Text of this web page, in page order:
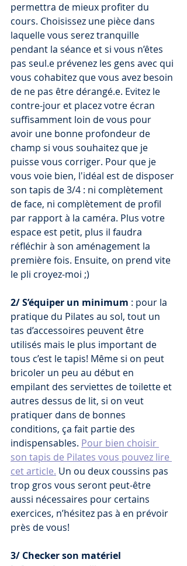
permettra de mieux profiter du
cours. Choisissez une pièce dans
laquelle vous serez tranquille
pendant la séance et si vous n’êtes
pas seul.e prévenez les gens avec qui
vous cohabitez que vous avez besoin
de ne pas être dérangé.e. Evitez le
contre-jour et placez votre écran
suffisamment loin de vous pour
avoir une bonne profondeur de
champ si vous souhaitez que je
puisse vous corriger. Pour que je
vous voie bien, l'idéal est de disposer
son tapis de 3/4 : ni complètement
de face, ni complètement de profil
par rapport à la caméra. Plus votre
espace est petit, plus il faudra
réfléchir à son aménagement la
première fois. Ensuite, on prend vite
le pli croyez-moi ;)
2/ S’équiper un minimum : pour la
pratique du Pilates au sol, tout un
tas d’accessoires peuvent être
utilisés mais le plus important de
tous c’est le tapis! Même si on peut
bricoler un peu au début en
empilant des serviettes de toilette et
autres dessus de lit, si on veut
pratiquer dans de bonnes
conditions, ça fait partie des
indispensables. Pour bien choisir
son tapis de Pilates vous pouvez lire
cet article. Un ou deux coussins pas
trop gros vous seront peut-être
aussi nécessaires pour certains
exercices, n’hésitez pas à en prévoir
près de vous!
3/ Checker son matériel